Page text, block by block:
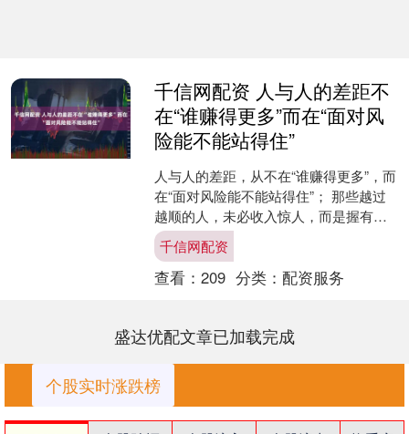
千信网配资 人与人的差距不
在“谁赚得更多”而在“面对风
险能不能站得住”
人与人的差距，从不在“谁赚得更多”，而
在“面对风险能不能站得住”； 那些越过
越顺的人，未必收入惊人，而是握有关
键砝码——专属自己的“小生意”。 它可
能是下班后摆....
千信网配资
查看： 209 分类： 配资服务
盛达优配文章已加载完成
个股实时涨跌榜